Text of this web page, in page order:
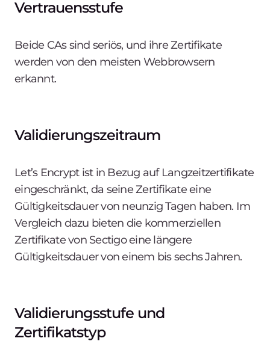
Vertrauensstufe
Beide CAs sind seriös, und ihre Zertifikate
werden von den meisten Webbrowsern
erkannt.
Validierungszeitraum
Let’s Encrypt ist in Bezug auf Langzeitzertifikate
eingeschränkt, da seine Zertifikate eine
Gültigkeitsdauer von neunzig Tagen haben. Im
Vergleich dazu bieten die kommerziellen
Zertifikate von Sectigo eine längere
Gültigkeitsdauer von einem bis sechs Jahren.
Validierungsstufe und
Zertifikatstyp